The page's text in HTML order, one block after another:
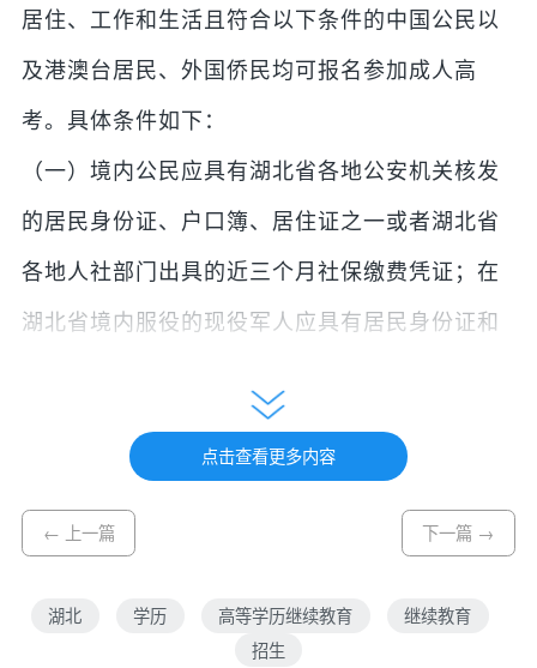
居住、工作和生活且符合以下条件的中国公民以
及港澳台居民、外国侨民均可报名参加成人高
考。具体条件如下：
（一）境内公民应具有湖北省各地公安机关核发
的居民身份证、户口簿、居住证之一或者湖北省
各地人社部门出具的近三个月社保缴费凭证；在
湖北省境内服役的现役军人应具有居民身份证和
省境内定居的港澳台居民应具有“港澳居民来往内
地通行证”“台湾居民来往大陆通行证”或湖北省居
住地公安机关核发的“港澳居民居住证”“台湾居民
北省公安厅核发的“外国人永久居留身份证”。
点击查看更多内容
← 上一篇 下一篇 →
湖北 学历 高等学历继续教育
继续教育
招生